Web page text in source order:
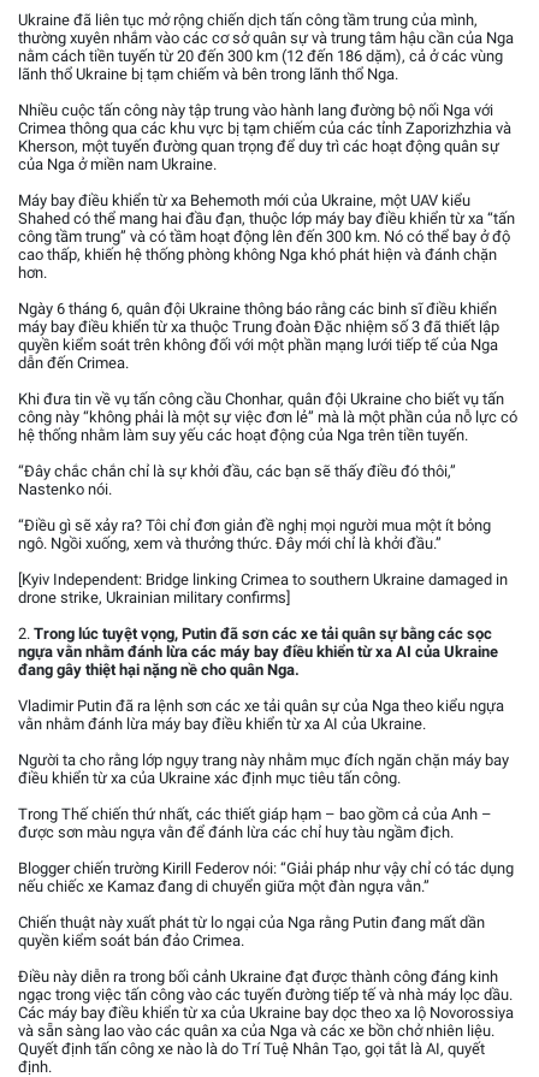
Ukraine đã liên tục mở rộng chiến dịch tấn công tầm trung của mình,
thường xuyên nhắm vào các cơ sở quân sự và trung tâm hậu cần của Nga
nằm cách tiền tuyến từ 20 đến 300 km (12 đến 186 dặm), cả ở các vùng
lãnh thổ Ukraine bị tạm chiếm và bên trong lãnh thổ Nga.
Nhiều cuộc tấn công này tập trung vào hành lang đường bộ nối Nga với
Crimea thông qua các khu vực bị tạm chiếm của các tỉnh Zaporizhzhia và
Kherson, một tuyến đường quan trọng để duy trì các hoạt động quân sự
của Nga ở miền nam Ukraine.
Máy bay điều khiển từ xa Behemoth mới của Ukraine, một UAV kiểu
Shahed có thể mang hai đầu đạn, thuộc lớp máy bay điều khiển từ xa “tấn
công tầm trung” và có tầm hoạt động lên đến 300 km. Nó có thể bay ở độ
cao thấp, khiến hệ thống phòng không Nga khó phát hiện và đánh chặn
hơn.
Ngày 6 tháng 6, quân đội Ukraine thông báo rằng các binh sĩ điều khiển
máy bay điều khiển từ xa thuộc Trung đoàn Đặc nhiệm số 3 đã thiết lập
quyền kiểm soát trên không đối với một phần mạng lưới tiếp tế của Nga
dẫn đến Crimea.
Khi đưa tin về vụ tấn công cầu Chonhar, quân đội Ukraine cho biết vụ tấn
công này “không phải là một sự việc đơn lẻ” mà là một phần của nỗ lực có
hệ thống nhằm làm suy yếu các hoạt động của Nga trên tiền tuyến.
“Đây chắc chắn chỉ là sự khởi đầu, các bạn sẽ thấy điều đó thôi,”
Nastenko nói.
“Điều gì sẽ xảy ra? Tôi chỉ đơn giản đề nghị mọi người mua một ít bỏng
ngô. Ngồi xuống, xem và thưởng thức. Đây mới chỉ là khởi đầu.”
[Kyiv Independent: Bridge linking Crimea to southern Ukraine damaged in
drone strike, Ukrainian military confirms]
2. Trong lúc tuyệt vọng, Putin đã sơn các xe tải quân sự bằng các sọc
ngựa vằn nhằm đánh lừa các máy bay điều khiển từ xa AI của Ukraine
đang gây thiệt hại nặng nề cho quân Nga.
Vladimir Putin đã ra lệnh sơn các xe tải quân sự của Nga theo kiểu ngựa
vằn nhằm đánh lừa máy bay điều khiển từ xa AI của Ukraine.
Người ta cho rằng lớp ngụy trang này nhằm mục đích ngăn chặn máy bay
điều khiển từ xa của Ukraine xác định mục tiêu tấn công.
Trong Thế chiến thứ nhất, các thiết giáp hạm – bao gồm cả của Anh –
được sơn màu ngựa vằn để đánh lừa các chỉ huy tàu ngầm địch.
Blogger chiến trường Kirill Federov nói: “Giải pháp như vậy chỉ có tác dụng
nếu chiếc xe Kamaz đang di chuyển giữa một đàn ngựa vằn.”
Chiến thuật này xuất phát từ lo ngại của Nga rằng Putin đang mất dần
quyền kiểm soát bán đảo Crimea.
Điều này diễn ra trong bối cảnh Ukraine đạt được thành công đáng kinh
ngạc trong việc tấn công vào các tuyến đường tiếp tế và nhà máy lọc dầu.
Các máy bay điều khiển từ xa của Ukraine bay dọc theo xa lộ Novorossiya
và sẵn sàng lao vào các quân xa của Nga và các xe bồn chở nhiên liệu.
Quyết định tấn công xe nào là do Trí Tuệ Nhân Tạo, gọi tắt là AI, quyết
định.